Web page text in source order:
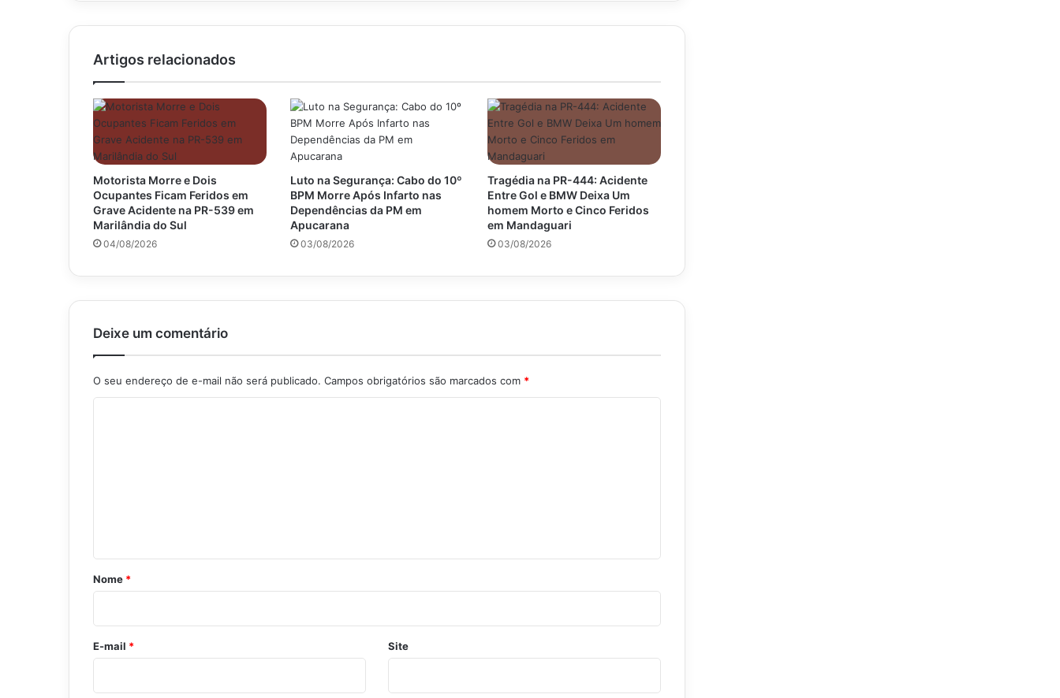
Artigos relacionados
Motorista Morre e Dois
Ocupantes Ficam Feridos em
Grave Acidente na PR-539 em
Marilândia do Sul
04/08/2026
Luto na Segurança: Cabo do 10º
BPM Morre Após Infarto nas
Dependências da PM em
Apucarana
03/08/2026
Tragédia na PR-444: Acidente
Entre Gol e BMW Deixa Um
homem Morto e Cinco Feridos
em Mandaguari
03/08/2026
Deixe um comentário
O seu endereço de e-mail não será publicado. Campos obrigatórios são marcados com *
r
o
*
Nome *
E-mail * Site